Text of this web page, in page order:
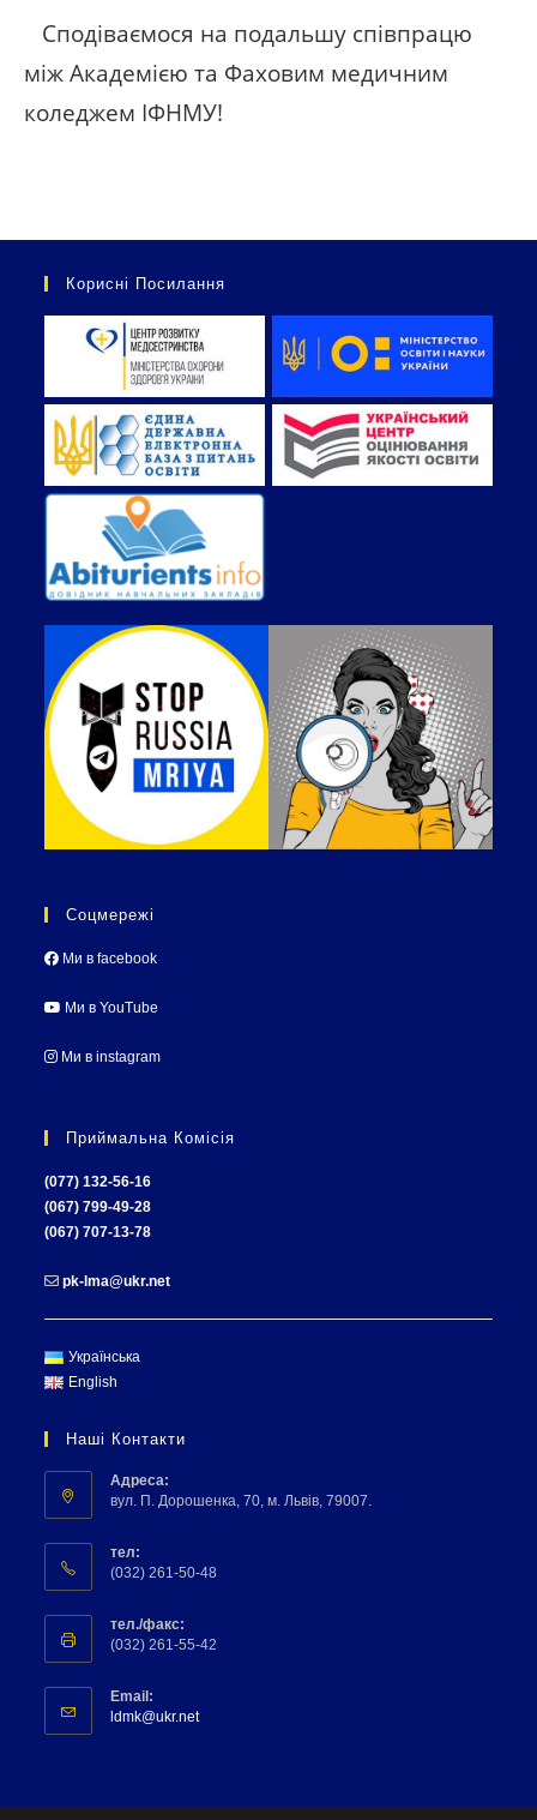
Сподіваємося на подальшу співпрацю
між Академією та Фаховим медичним
коледжем ІФНМУ!
Корисні Посилання
Соцмережі
Ми в facebook
Ми в YouTube
Ми в instagram
Приймальна Комісія
(077) 132-56-16
(067) 799-49-28
(067) 707-13-78
pk-lma@ukr.net
Українська
English
Наші Контакти
Адреса:
вул. П. Дорошенка, 70, м. Львів, 79007.
тел:
(032) 261-50-48
тел./факс:
(032) 261-55-42
Email:
ldmk@ukr.net